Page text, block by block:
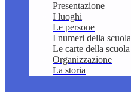
Presentazione
I luoghi
Le persone
I numeri della scuola
Le carte della scuola
Organizzazione
La storia